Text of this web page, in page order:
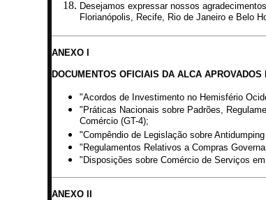
Desejamos expressar nossos
Florianópolis, Recife, Rio de Janeiro e Belo
ANEXO I
DOCUMENTOS OFICIAIS DA ALCA APROVADOS
"Acordos de Investimento no Hemisfério
"Práticas Nacionais sobre Padrões,
Comércio (GT-4);
"Compêndio de Legislação sobre
"Regulamentos Relativos a Compras
"Disposições sobre Comércio de Serviços
ANEXO II